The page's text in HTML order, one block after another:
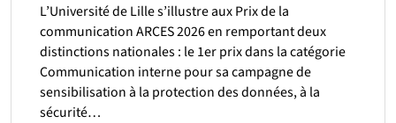
L’Université de Lille s’illustre aux Prix de la
communication ARCES 2026 en remportant deux
distinctions nationales : le 1er prix dans la catégorie
Communication interne pour sa campagne de
sensibilisation à la protection des données, à la
sécurité…